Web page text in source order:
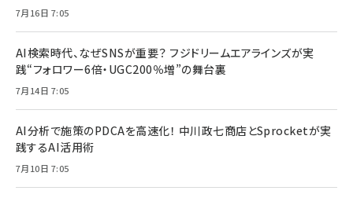
7月16日 7:05
AI検索時代、なぜSNSが重要？ フジドリームエアラインズが実
践“フォロワー6倍・UGC200％増”の舞台裏
7月14日 7:05
AI分析で施策のPDCAを高速化！ 中川政七商店とSprocketが実
践するAI活用術
7月10日 7:05